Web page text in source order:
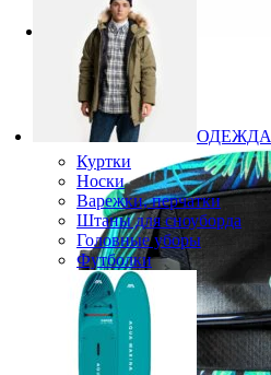
ОДЕЖДА
Куртки
Носки
Варежки, перчатки
Штаны для сноуборда
Головные уборы
Футболки